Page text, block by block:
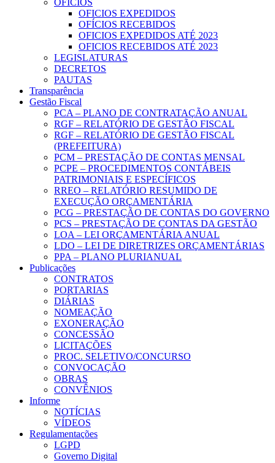
OFICIOS
OFICIOS EXPEDIDOS
OFÍCIOS RECEBIDOS
OFICIOS EXPEDIDOS ATÉ 2023
OFICIOS RECEBIDOS ATÉ 2023
LEGISLATURAS
DECRETOS
PAUTAS
Transparência
Gestão Fiscal
PCA – PLANO DE CONTRATAÇÃO ANUAL
RGF – RELATÓRIO DE GESTÃO FISCAL
RGF – RELATÓRIO DE GESTÃO FISCAL
(PREFEITURA)
PCM – PRESTAÇÃO DE CONTAS MENSAL
PCPE – PROCEDIMENTOS CONTÁBEIS
PATRIMONIAIS E ESPECÍFICOS
RREO – RELATÓRIO RESUMIDO DE
EXECUÇÃO ORÇAMENTÁRIA
PCG – PRESTAÇÃO DE CONTAS DO GOVERNO
PCS – PRESTAÇÃO DE CONTAS DA GESTÃO
LOA – LEI ORÇAMENTÁRIA ANUAL
LDO – LEI DE DIRETRIZES ORÇAMENTÁRIAS
PPA – PLANO PLURIANUAL
Publicações
CONTRATOS
PORTARIAS
DIÁRIAS
NOMEAÇÃO
EXONERAÇÃO
CONCESSÃO
LICITAÇÕES
PROC. SELETIVO/CONCURSO
CONVOCAÇÃO
OBRAS
CONVÊNIOS
Informe
NOTÍCIAS
VÍDEOS
Regulamentações
LGPD
Governo Digital